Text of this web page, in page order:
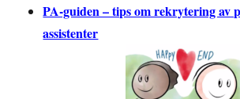
PA-guiden – tips om rekrytering av
assistenter